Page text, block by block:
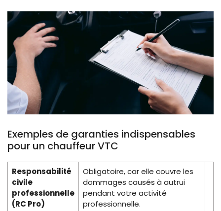
Exemples de garanties indispensables
pour un chauffeur VTC
Responsabilité
civile
professionnelle
(RC Pro)
Obligatoire, car elle couvre les
dommages causés à autrui
pendant votre activité
professionnelle.